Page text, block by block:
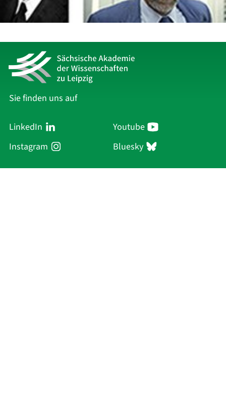
Sie finden uns auf
LinkedIn
Youtube
Instagram
Bluesky